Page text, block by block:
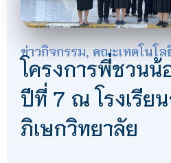
ข่าวกิจกรรม, คณะเทคโนโ
โครงการพี่ชวนน้
ปีที่ 7 ณ โรงเรีย
ภิเษกวิทยาลัย